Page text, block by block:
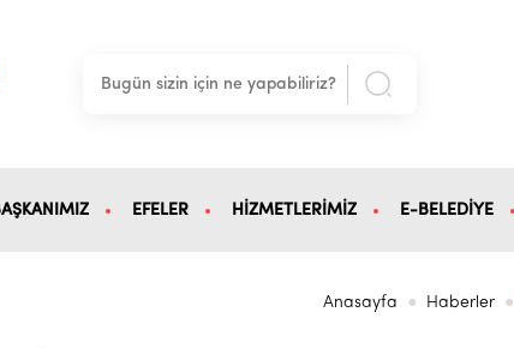
EFELER HİZMETLERİMİZ E-BELEDİYE
Anasayfa Haberler